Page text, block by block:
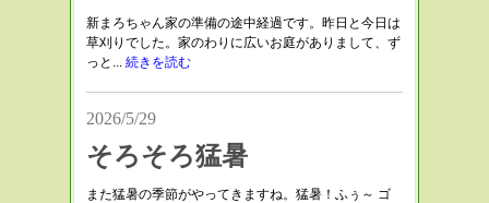
新まろちゃん家の準備の途中経過です。昨日と今日は
草刈りでした。家のわりに広いお庭がありまして、ず
っと... 続きを読む
2026/5/29
そろそろ猛暑
また猛暑の季節がやってきますね。猛暑！ふぅ～ ゴ